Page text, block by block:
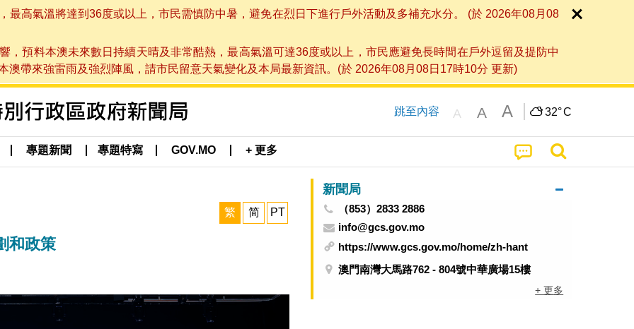
最高氣溫將達到36度或以上，市民需慎防中暑，避免在烈日下進行戶外活動及多補充水分。 (於 2026年08月08
，預料本澳未來數日持續天晴及非常酷熱，最高氣溫可達36度或以上，市民應避免長時間在戶外逗留及提防中
澳帶來強雷雨及強烈陣風，請市民留意天氣變化及本局最新資訊。(於 2026年08月08日17時10分 更新)
跳至內容 A A A 32°C
專題新聞 專題特寫 GOV.MO + 更多
繁 简 PT
和政策
新聞局
（853）2833 2886
info@gcs.gov.mo
https://www.gcs.gov.mo/home/zh-hant
澳門南灣大馬路762 - 804號中華廣場15樓
+ 更多